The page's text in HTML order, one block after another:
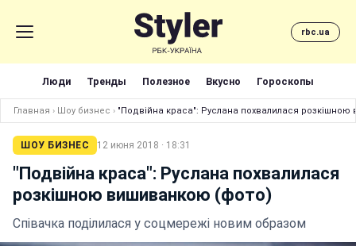
rbc.ua
Люди Тренды Полезное Вкусно Гороскопы
Главная › Шоу бизнес › "Подвійна краса": Руслана похвалилася
ШОУ БИЗНЕС 12 июня 2018 · 18:31
"Подвійна краса": Руслана похвалилася
розкішною вишиванкою (фото)
Співачка поділилася у соцмережі новим образом